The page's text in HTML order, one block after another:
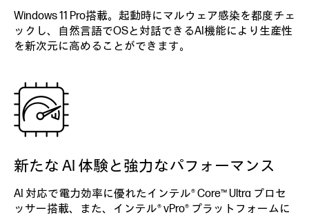
Windows 11 Pro搭載。起動時にマルウェア感染を都度チェ
ックし、自然言語でOSと対話できるAI機能により生産性
を新次元に高めることができます。
新たな AI 体験と強力なパフォーマンス
AI 対応で電力効率に優れたインテル® Core™ Ultra プロセ
ッサー搭載、また、インテル® vPro® プラットフォームに